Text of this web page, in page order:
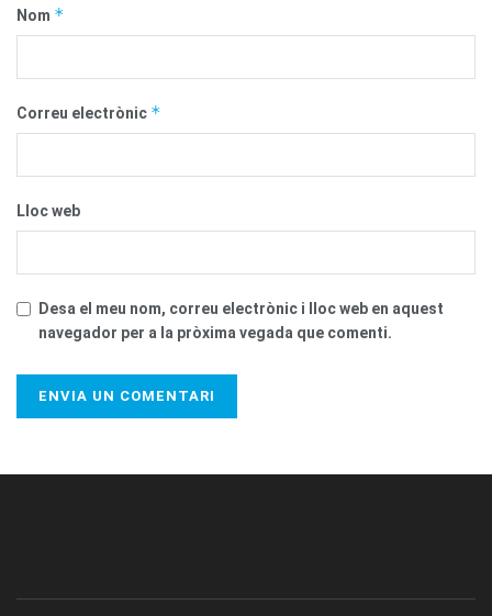
Nom *
Correu electrònic *
Lloc web
Desa el meu nom, correu electrònic i lloc web en aquest
navegador per a la pròxima vegada que comenti.